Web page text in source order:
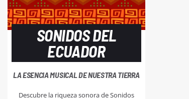
SONIDOS DEL
ECUADOR
LA ESENCIA MUSICAL DE NUESTRA TIERRA
Descubre la riqueza sonora de Sonidos